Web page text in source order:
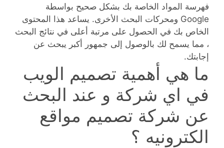
فهرسة المواد الخاصة بك بشكل صحيح بواسطة
Google ومحركات البحث الأخرى. يساعد هذا المحتوى
الخاص بك في الحصول على مرتبة أعلى في نتائج البحث
، مما يسمح لك بالوصول إلى جمهور أكبر يبحث عن
إجابتك.
ما هي أهمية تصميم الويب
في اي شركة و عند البحث
عن شركة تصميم مواقع
الكترونيه ؟